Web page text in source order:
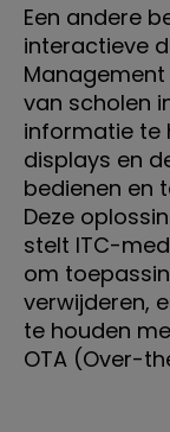
Een andere
interactieve
van scholen
informatie te
displays en
bedienen en
Deze
stelt ITC-
om
verwijderen,
te houden
OTA (Over-